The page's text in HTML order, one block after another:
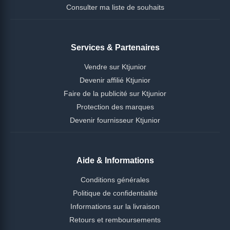
Consulter ma liste de souhaits
Services & Partenaires
Vendre sur Ktjunior
Devenir affilié Ktjunior
Faire de la publicité sur Ktjunior
Protection des marques
Devenir fournisseur Ktjunior
Aide & Informations
Conditions générales
Politique de confidentialité
Informations sur la livraison
Retours et remboursements